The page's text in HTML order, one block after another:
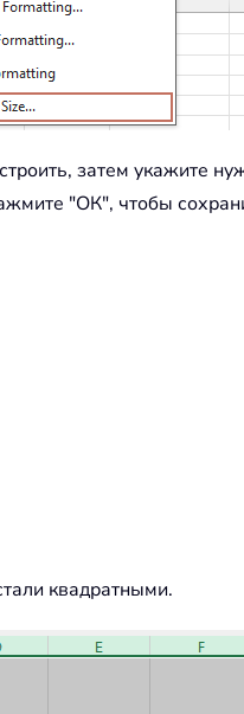
затем укажите
"ОК", чтобы
квадратными.